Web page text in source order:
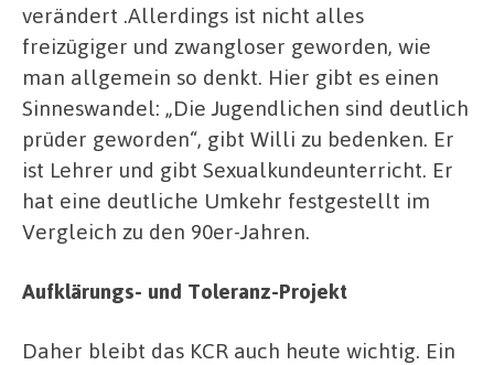
verändert .Allerdings ist nicht alles
freizügiger und zwangloser geworden, wie
man allgemein so denkt. Hier gibt es einen
Sinneswandel: „Die Jugendlichen sind deutlich
prüder geworden“, gibt Willi zu bedenken. Er
ist Lehrer und gibt Sexualkundeunterricht. Er
hat eine deutliche Umkehr festgestellt im
Vergleich zu den 90er-Jahren.
Aufklärungs- und Toleranz-Projekt
Daher bleibt das KCR auch heute wichtig. Ein